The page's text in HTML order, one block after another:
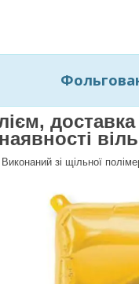
зі щільної